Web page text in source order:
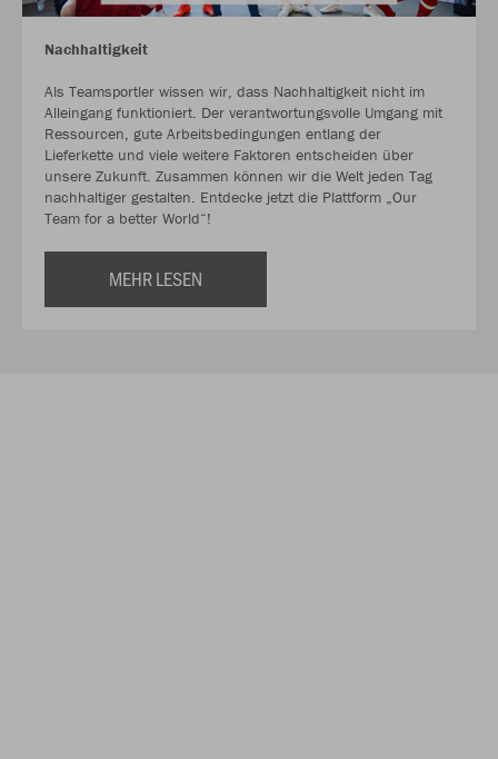
Nachhaltigkeit
Als Teamsportler wissen wir, dass Nachhaltigkeit nicht im
Alleingang funktioniert. Der verantwortungsvolle Umgang mit
Ressourcen, gute Arbeitsbedingungen entlang der
Lieferkette und viele weitere Faktoren entscheiden über
unsere Zukunft. Zusammen können wir die Welt jeden Tag
nachhaltiger gestalten. Entdecke jetzt die Plattform „Our
Team for a better World“!
MEHR LESEN